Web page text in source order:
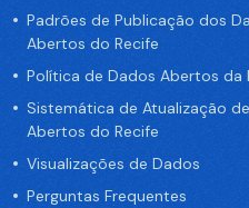
Padrões de Publicação dos
Abertos do Recife
Política de Dados Abertos da
Sistemática de Atualização
Abertos do Recife
Visualizações de Dados
Perguntas Frequentes